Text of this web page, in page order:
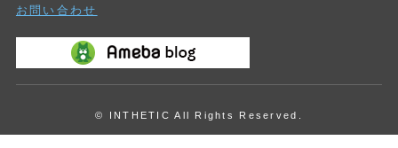
お問い合わせ
© INTHETIC All Rights Reserved.